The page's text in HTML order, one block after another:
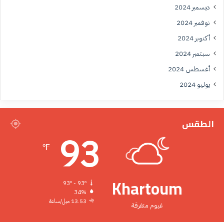
ديسمبر 2024
نوفمبر 2024
أكتوبر 2024
سبتمبر 2024
أغسطس 2024
يوليو 2024
الطقس
Khartoum
غيوم متفرقة
93
℉
93º - 93º
34%
13.53 ميل/ساعة